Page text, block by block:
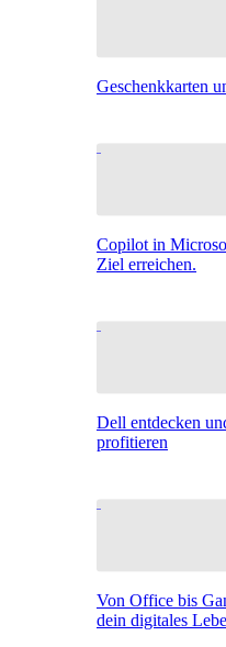
Geschenkkarten
Copilot in
Ziel erreichen.
Dell entdecken
profitieren
Von Office bis
dein digitales